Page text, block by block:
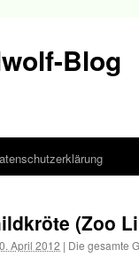
Blog
(Zoo
April 2012 | Die gesamte